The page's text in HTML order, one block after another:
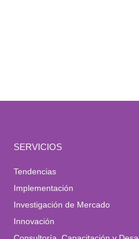
SERVICIOS
Tendencias
Implementación
Investigación de Mercado
Innovación